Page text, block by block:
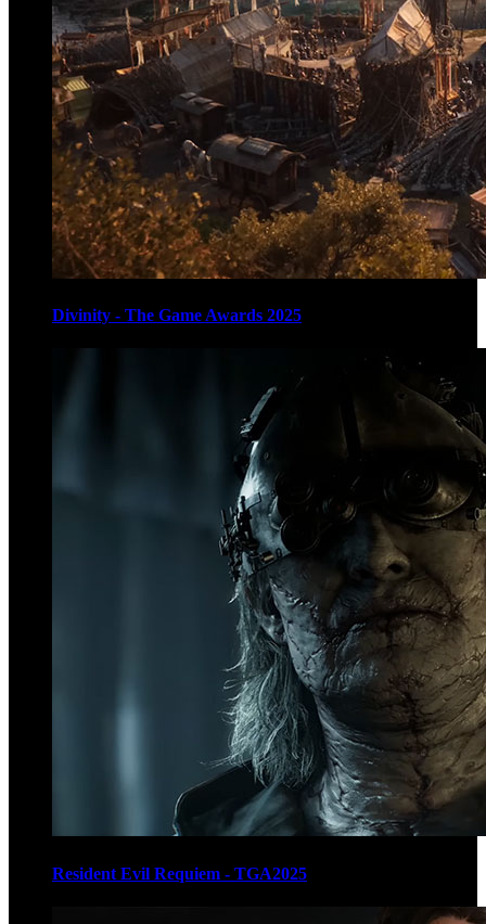
Divinity - The Game Awards 2025
Resident Evil Requiem - TGA2025